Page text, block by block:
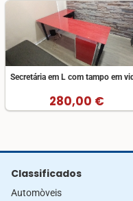
Secretária em L com tampo em
280,00 €
Classificados
Automòveis